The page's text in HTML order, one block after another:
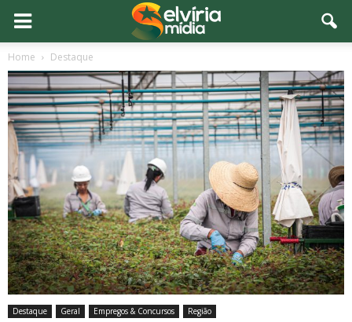
Home Destaque
Destaque Geral Empregos & Concursos Região